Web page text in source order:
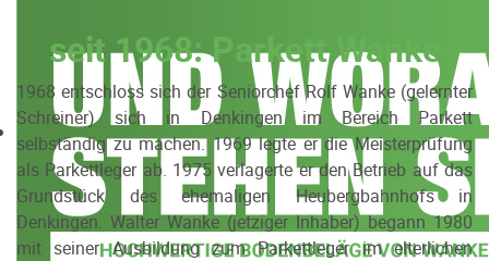
seit 1968: Parkett Wanke
1968 entschloss sich der Seniorchef Rolf Wanke (gelernter
Schreiner) sich in Denkingen im Bereich Parkett
selbständig zu machen. 1969 legte er die Meisterprüfung
als Parkettleger ab. 1975 verlagerte er den Betrieb auf das
Grundstück des ehemaligen Heubergbahnhofs in
Denkingen. Walter Wanke (jetziger Inhaber) begann 1980
mit seiner Ausbildung zum Parkettleger im elterlichen